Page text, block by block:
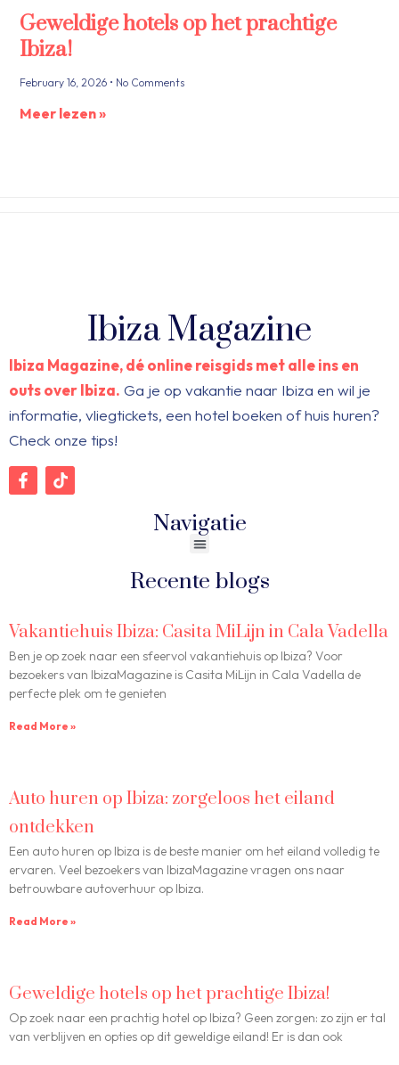
Geweldige hotels op het prachtige
Ibiza!
February 16, 2026 No Comments
Meer lezen »
Ibiza Magazine
Ibiza Magazine, dé online reisgids met alle ins en
outs over Ibiza. Ga je op vakantie naar Ibiza en wil je
informatie, vliegtickets, een hotel boeken of huis huren?
Check onze tips!
Navigatie
Recente blogs
Vakantiehuis Ibiza: Casita MiLijn in Cala Vadella
Ben je op zoek naar een sfeervol vakantiehuis op Ibiza? Voor
bezoekers van IbizaMagazine is Casita MiLijn in Cala Vadella de
perfecte plek om te genieten
Read More »
Auto huren op Ibiza: zorgeloos het eiland
ontdekken
Een auto huren op Ibiza is de beste manier om het eiland volledig te
ervaren. Veel bezoekers van IbizaMagazine vragen ons naar
betrouwbare autoverhuur op Ibiza.
Read More »
Geweldige hotels op het prachtige Ibiza!
Op zoek naar een prachtig hotel op Ibiza? Geen zorgen: zo zijn er tal
van verblijven en opties op dit geweldige eiland! Er is dan ook